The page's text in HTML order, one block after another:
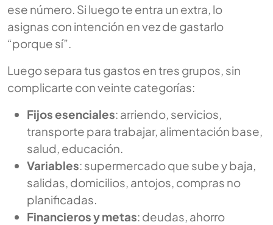
ese número. Si luego te entra un extra, lo
asignas con intención en vez de gastarlo
“porque sí”.
Luego separa tus gastos en tres grupos, sin
complicarte con veinte categorías:
Fijos esenciales: arriendo, servicios,
transporte para trabajar, alimentación base,
salud, educación.
Variables: supermercado que sube y baja,
salidas, domicilios, antojos, compras no
planificadas.
Financieros y metas: deudas, ahorro